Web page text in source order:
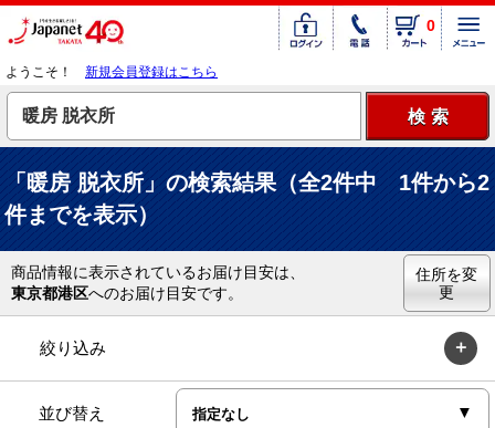
0
ようこそ！ 新規会員登録はこちら
「暖房 脱衣所」の検索結果（全2件中 1件から2
件までを表示）
商品情報に表示されているお届け目安は、
東京都港区へのお届け目安です。
住所を変
更
絞り込み
並び替え